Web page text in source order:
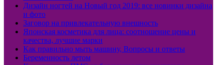
Дизайн ногтей на Новый год 2019: все новинки дизайна
и фото
Заговор на привлекательную внешность
Японская косметика для лица: соотношение цены и
качества, лучшие марки
Как правильно мыть машину, Вопросы и ответы
Беременность летом